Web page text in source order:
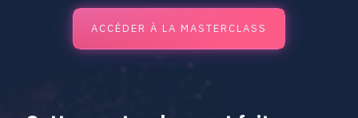
ACCÉDER À LA MASTERCLASS